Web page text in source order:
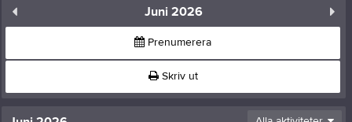
Juni 2026
Prenumerera
Skriv ut